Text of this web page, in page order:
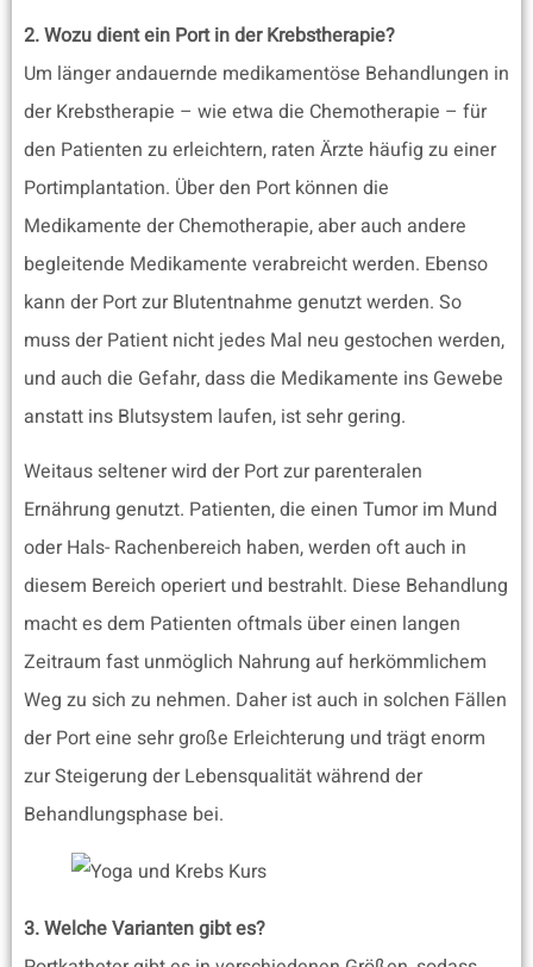
2. Wozu dient ein Port in der Krebstherapie?
Um länger andauernde medikamentöse Behandlungen in
der Krebstherapie – wie etwa die Chemotherapie – für
den Patienten zu erleichtern, raten Ärzte häufig zu einer
Portimplantation. Über den Port können die
Medikamente der Chemotherapie, aber auch andere
begleitende Medikamente verabreicht werden. Ebenso
kann der Port zur Blutentnahme genutzt werden. So
muss der Patient nicht jedes Mal neu gestochen werden,
und auch die Gefahr, dass die Medikamente ins Gewebe
anstatt ins Blutsystem laufen, ist sehr gering.
Weitaus seltener wird der Port zur parenteralen
Ernährung genutzt. Patienten, die einen Tumor im Mund
oder Hals- Rachenbereich haben, werden oft auch in
diesem Bereich operiert und bestrahlt. Diese Behandlung
macht es dem Patienten oftmals über einen langen
Zeitraum fast unmöglich Nahrung auf herkömmlichem
Weg zu sich zu nehmen. Daher ist auch in solchen Fällen
der Port eine sehr große Erleichterung und trägt enorm
zur Steigerung der Lebensqualität während der
Behandlungsphase bei.
3. Welche Varianten gibt es?